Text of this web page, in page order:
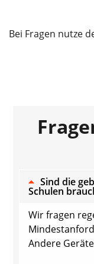
Bei Fragen nutze
Sind die
Schulen
Wir fragen
Andere